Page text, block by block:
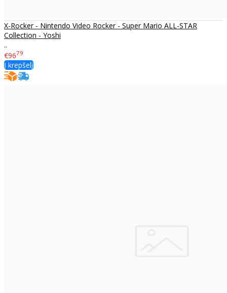
X-Rocker - Nintendo Video Rocker - Super Mario ALL-STAR
Collection - Yoshi
..
€9679
Į krepšelį